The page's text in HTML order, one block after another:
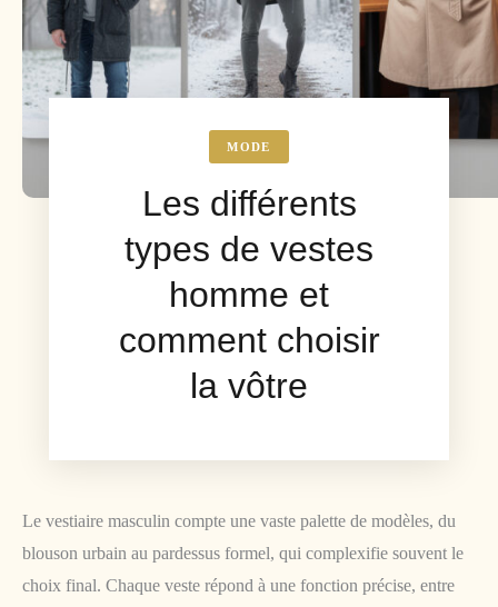
MODE
Les différents
types de vestes
homme et
comment choisir
la vôtre
Le vestiaire masculin compte une vaste palette de modèles, du
blouson urbain au pardessus formel, qui complexifie souvent le
choix final. Chaque veste répond à une fonction précise, entre